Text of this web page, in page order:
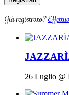
Già registrato?
26 Luglio @